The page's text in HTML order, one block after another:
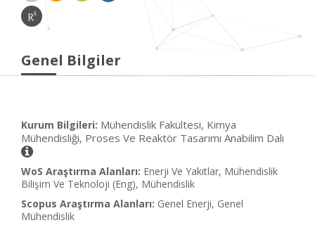
Genel Bilgiler
Kurum Bilgileri: Mühendislik Fakültesi, Kimya
Mühendisliği, Proses Ve Reaktör Tasarımı Anabilim Dalı
WoS Araştırma Alanları: Enerji Ve Yakıtlar, Mühendislik
Bilişim Ve Teknoloji (Eng), Mühendislik
Scopus Araştırma Alanları: Genel Enerji, Genel
Mühendislik